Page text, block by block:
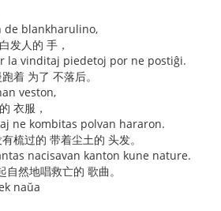
de blankharulino,
发人的 手，
la vinditaj piedetoj por ne postiĝi.
着 为了 不落后。
veston,
衣服，
ne kombitas polvan hararon.
梳过的 带着尘土的 头发。
nacisavan kanton kune nature.
然地唱救亡的 歌曲。
naŭa